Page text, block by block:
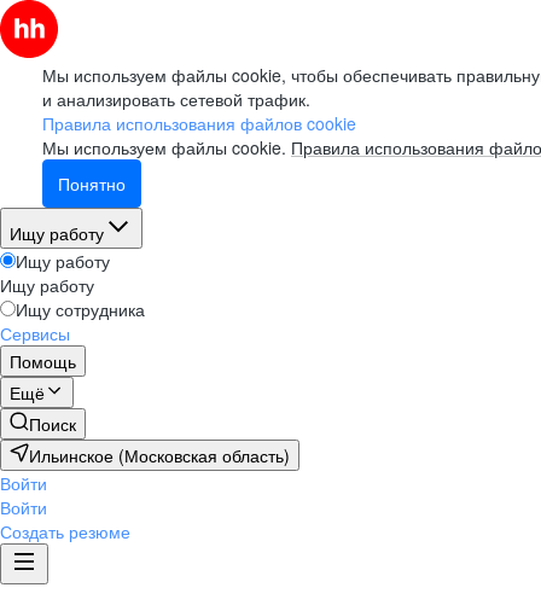
Мы используем файлы cookie, чтобы обеспечивать
и анализировать сетевой трафик.
Правила использования файлов cookie
Мы используем файлы cookie. Правила использования
Понятно
Ищу работу
Ищу работу
Ищу работу
Ищу сотрудника
Сервисы
Помощь
Ещё
Поиск
Ильинское (Московская область)
Войти
Войти
Создать резюме